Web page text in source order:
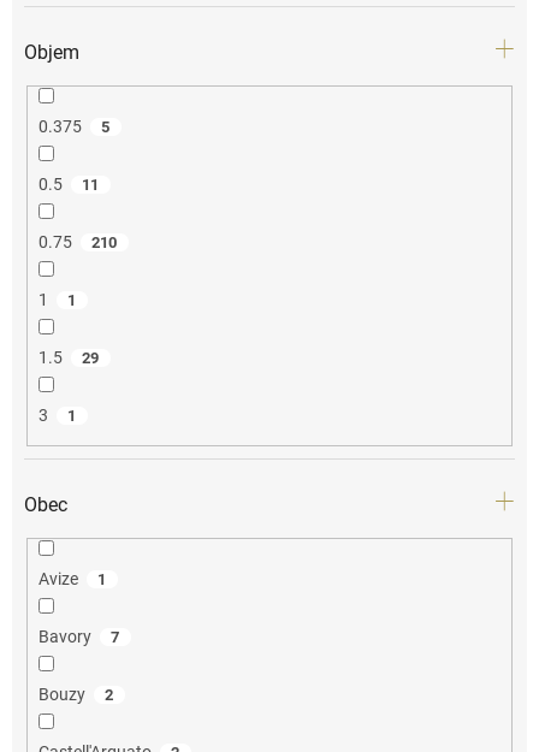
Objem
0.375 5
0.5 11
0.75 210
1 1
1.5 29
3 1
Obec
Avize 1
Bavory 7
Bouzy 2